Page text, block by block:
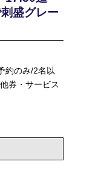
盛グレー
約のみ/2名以
券・サービス